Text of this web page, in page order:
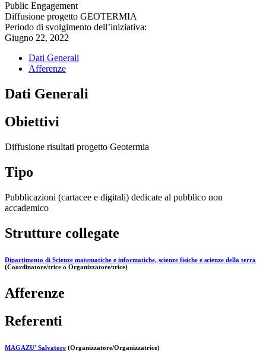
Public Engagement
Diffusione progetto GEOTERMIA
Periodo di svolgimento dell’iniziativa:
Giugno 22, 2022
Dati Generali
Afferenze
Dati Generali
Obiettivi
Diffusione risultati progetto Geotermia
Tipo
Pubblicazioni (cartacee e digitali) dedicate al pubblico non
accademico
Strutture collegate
Dipartimento di Scienze matematiche e informatiche, scienze fisiche e scienze della terra
(Coordinatore/trice o Organizzatore/trice)
Afferenze
Referenti
MAGAZU' Salvatore (Organizzatore/Organizzatrice)